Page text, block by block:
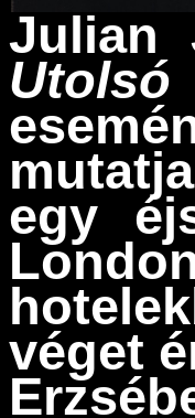
Julian
egy
véget